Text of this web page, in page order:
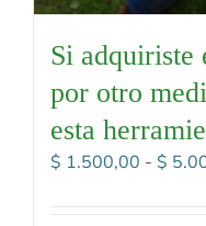
Si
por otro
esta
$ 1.500,00 - $